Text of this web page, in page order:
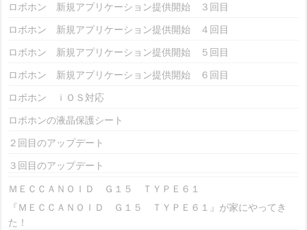
ロボホン 新規アプリケーション提供開始 ３回目
ロボホン 新規アプリケーション提供開始 ４回目
ロボホン 新規アプリケーション提供開始 ５回目
ロボホン 新規アプリケーション提供開始 ６回目
ロボホン ｉＯＳ対応
ロボホンの液晶保護シート
２回目のアップデート
３回目のアップデート
ＭＥＣＣＡＮＯＩＤ Ｇ１５ ＴＹＰＥ６１
『ＭＥＣＣＡＮＯＩＤ Ｇ１５ ＴＹＰＥ６１』が家にやってき
た！